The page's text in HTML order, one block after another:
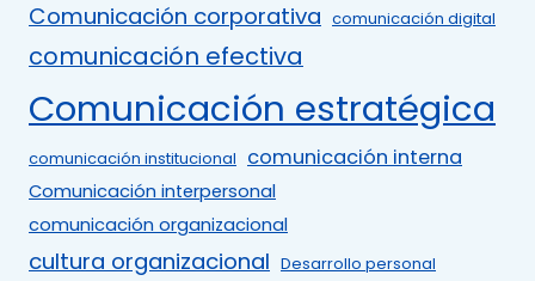
Comunicación corporativa comunicación digital
comunicación efectiva
Comunicación estratégica
comunicación institucional comunicación interna
Comunicación interpersonal
comunicación organizacional
cultura organizacional Desarrollo personal